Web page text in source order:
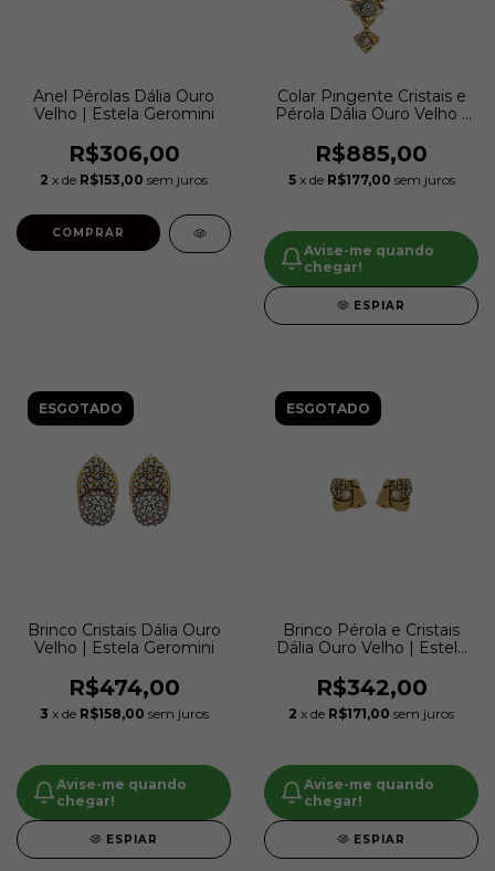
Anel Pérolas Dália Ouro
Velho | Estela Geromini
R$306,00
2 x de R$153,00 sem juros
COMPRAR
Colar Pingente Cristais e
Pérola Dália Ouro Velho |
R$885,00
5 x de R$177,00 sem juros
Avise-me quando
chegar!
ESPIAR
ESGOTADO
Brinco Cristais Dália Ouro
Velho | Estela Geromini
R$474,00
3 x de R$158,00 sem juros
Avise-me quando
chegar!
ESPIAR
ESGOTADO
Brinco Pérola e Cristais
Dália Ouro Velho | Estela
R$342,00
2 x de R$171,00 sem juros
Avise-me quando
chegar!
ESPIAR